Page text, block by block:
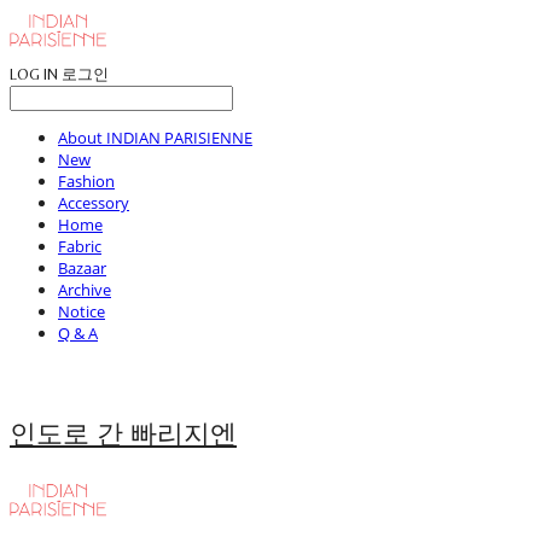
LOG IN 로그인
About INDIAN PARISIENNE
New
Fashion
Accessory
Home
Fabric
Bazaar
Archive
Notice
Q & A
인도로 간 빠리지엔